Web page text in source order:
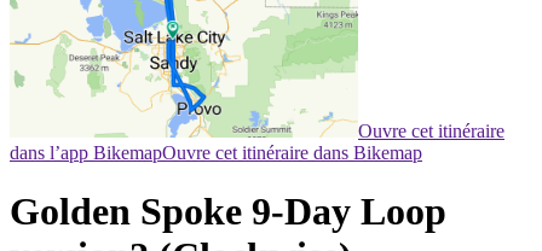
Ouvre cet itinéraire
dans l’app BikemapOuvre cet itinéraire dans Bikemap
Golden Spoke 9-Day Loop